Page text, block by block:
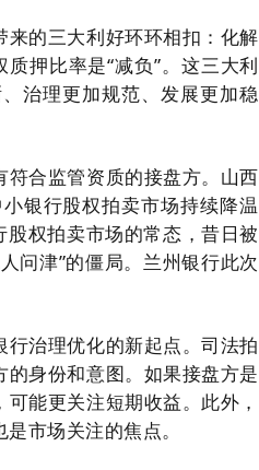
的三大利好环环相扣：化解
押比率是“减负”。这三大利
治理更加规范、发展更加稳
合监管资质的接盘方。山西
银行股权拍卖市场持续降温
股权拍卖市场的常态，昔日被
问津”的僵局。兰州银行此次
治理优化的新起点。司法拍
身份和意图。如果接盘方是
能更关注短期收益。此外，
市场关注的焦点。